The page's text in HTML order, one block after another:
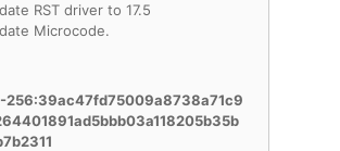
RST driver to 17.5
Microcode.
256:39ac47fd75009a8738a71c9